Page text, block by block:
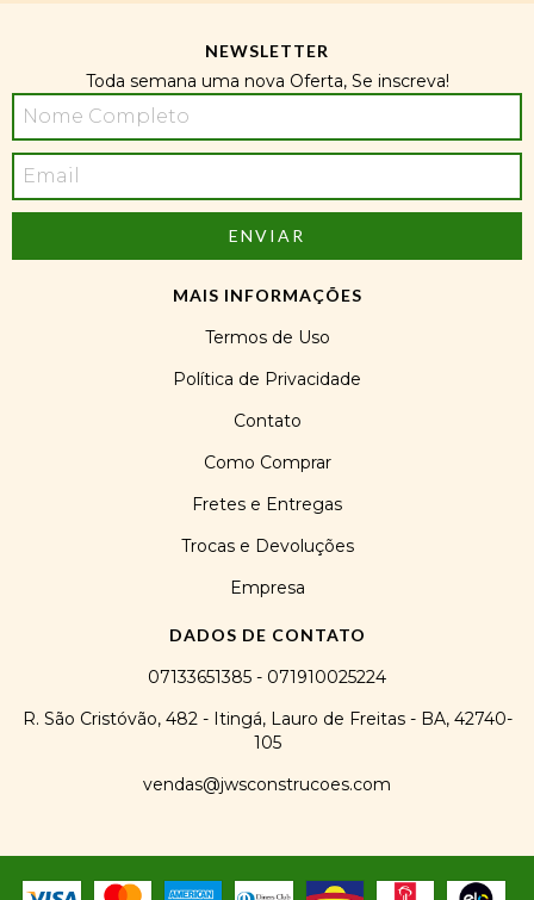
NEWSLETTER
Toda semana uma nova Oferta, Se inscreva!
MAIS INFORMAÇÕES
Termos de Uso
Política de Privacidade
Contato
Como Comprar
Fretes e Entregas
Trocas e Devoluções
Empresa
DADOS DE CONTATO
07133651385 - 071910025224
R. São Cristóvão, 482 - Itingá, Lauro de Freitas - BA, 42740-
105
vendas@jwsconstrucoes.com